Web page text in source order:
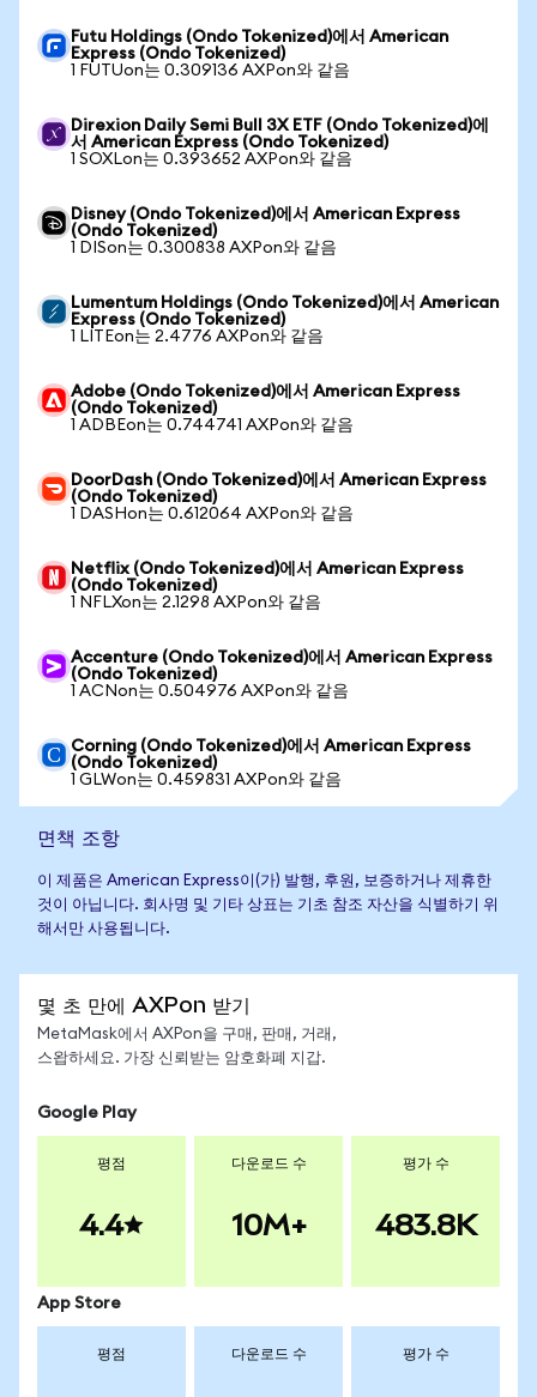
Futu Holdings (Ondo Tokenized)에서 American
Express (Ondo Tokenized)
1 FUTUon는 0.309136 AXPon와 같음
Direxion Daily Semi Bull 3X ETF (Ondo Tokenized)에
서 American Express (Ondo Tokenized)
1 SOXLon는 0.393652 AXPon와 같음
Disney (Ondo Tokenized)에서 American Express
(Ondo Tokenized)
1 DISon는 0.300838 AXPon와 같음
Lumentum Holdings (Ondo Tokenized)에서 American
Express (Ondo Tokenized)
1 LITEon는 2.4776 AXPon와 같음
Adobe (Ondo Tokenized)에서 American Express
(Ondo Tokenized)
1 ADBEon는 0.744741 AXPon와 같음
DoorDash (Ondo Tokenized)에서 American Express
(Ondo Tokenized)
1 DASHon는 0.612064 AXPon와 같음
Netflix (Ondo Tokenized)에서 American Express
(Ondo Tokenized)
1 NFLXon는 2.1298 AXPon와 같음
Accenture (Ondo Tokenized)에서 American Express
(Ondo Tokenized)
1 ACNon는 0.504976 AXPon와 같음
Corning (Ondo Tokenized)에서 American Express
(Ondo Tokenized)
1 GLWon는 0.459831 AXPon와 같음
면책 조항
이 제품은 American Express이(가) 발행, 후원, 보증하거나 제휴한
것이 아닙니다. 회사명 및 기타 상표는 기초 참조 자산을 식별하기 위
해서만 사용됩니다.
몇 초 만에 AXPon 받기
MetaMask에서 AXPon을 구매, 판매, 거래,
스왑하세요. 가장 신뢰받는 암호화폐 지갑.
Google Play
평점
4.4
다운로드 수
10M+
평가 수
483.8K
App Store
평점 다운로드 수 평가 수